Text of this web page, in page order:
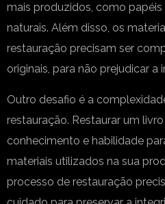
mais produzidos, como papéis
naturais. Além disso, os
restauração precisam ser
originais, para não prejudicar a
Outro desafio é a
restauração. Restaurar um
conhecimento e habilidade
materiais utilizados na sua
processo de restauração